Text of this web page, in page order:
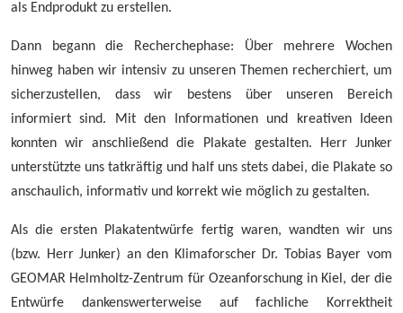
als Endprodukt zu erstellen.
Dann begann die Recherchephase: Über mehrere Wochen
hinweg haben wir intensiv zu unseren Themen recherchiert, um
sicherzustellen, dass wir bestens über unseren Bereich
informiert sind. Mit den Informationen und kreativen Ideen
konnten wir anschließend die Plakate gestalten. Herr Junker
unterstützte uns tatkräftig und half uns stets dabei, die Plakate so
anschaulich, informativ und korrekt wie möglich zu gestalten.
Als die ersten Plakatentwürfe fertig waren, wandten wir uns
(bzw. Herr Junker) an den Klimaforscher Dr. Tobias Bayer vom
GEOMAR Helmholtz-Zentrum für Ozeanforschung in Kiel, der die
Entwürfe dankenswerterweise auf fachliche Korrektheit